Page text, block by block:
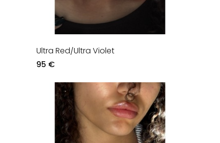
Ultra Red/Ultra Violet
95 €